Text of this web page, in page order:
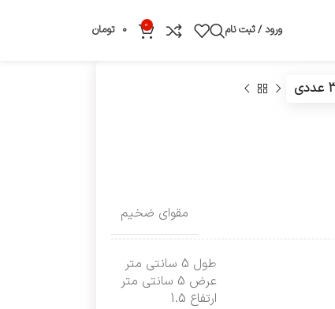
ورود / ثبت نام 0
0 تومان
مقوای ضخیم
طول 5 سانتی متر
عرض 5 سانتی متر
ارتفاع 1.5